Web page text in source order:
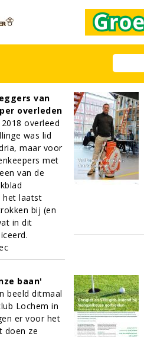
van
overleden
overleed
was lid
maar voor
met
van de
het laatst
bij (en
in dit
baan'
beeld ditmaal
Lochem in
er voor het
doen ze